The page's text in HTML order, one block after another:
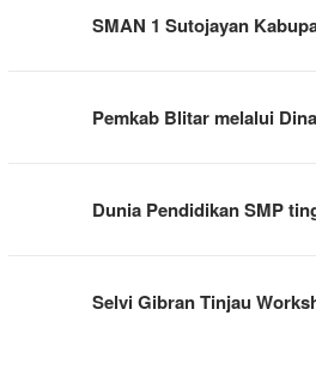
SMAN 1 Sutojayan
Pemkab Blitar melalui
Dunia Pendidikan SMP
Selvi Gibran Tinjau